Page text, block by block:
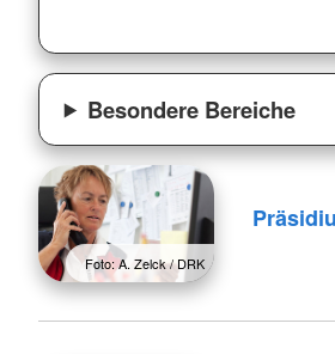
Besondere Bereiche
Foto: A. Zelck / DRK